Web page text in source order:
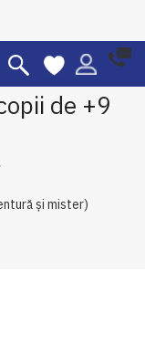
de +9
și mister)